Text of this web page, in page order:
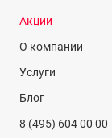
Акции
О компании
Услуги
Блог
8 (495) 604 00 00